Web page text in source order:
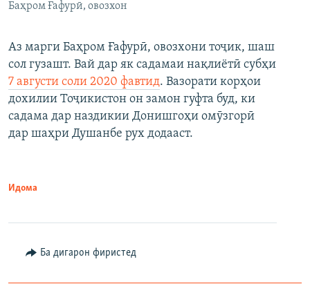
Баҳром Ғафурӣ, овозхон
Аз марги Баҳром Ғафурӣ, овозхони тоҷик, шаш
сол гузашт. Вай дар як садамаи нақлиётӣ субҳи
7 августи соли 2020 фавтид. Вазорати корҳои
дохилии Тоҷикистон он замон гуфта буд, ки
садама дар наздикии Донишгоҳи омӯзгорӣ
дар шаҳри Душанбе рух додааст.
Идома
Ба дигарон фиристед